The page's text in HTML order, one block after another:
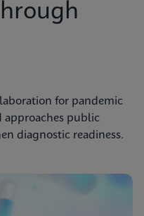
for pandemic
approaches public
diagnostic readiness.